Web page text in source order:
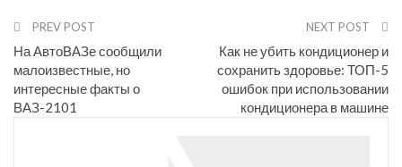
Email
PREV POST
На АвтоВАЗе сообщили
малоизвестные, но
интересные факты о
ВАЗ-2101
NEXT POST
Как не убить кондиционер и
сохранить здоровье: ТОП-5
ошибок при использовании
кондиционера в машине